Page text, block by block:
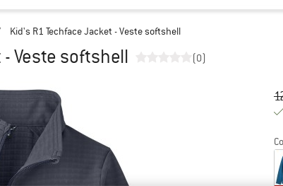
Kid's R1 Techface Jacket - Veste softshell
Veste softshell (0)